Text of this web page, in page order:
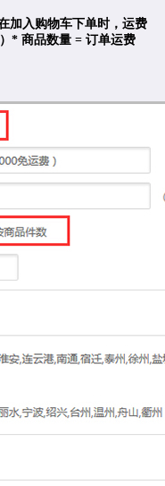
加入购物车下单时，运费
* 商品数量 = 订单运费